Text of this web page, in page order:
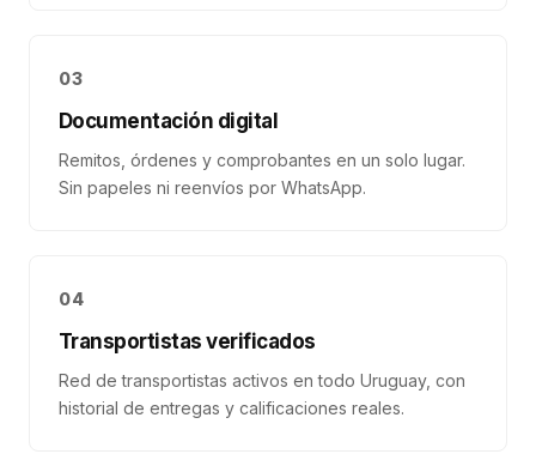
03
Documentación digital
Remitos, órdenes y comprobantes en un solo lugar.
Sin papeles ni reenvíos por WhatsApp.
04
Transportistas verificados
Red de transportistas activos en todo Uruguay, con
historial de entregas y calificaciones reales.